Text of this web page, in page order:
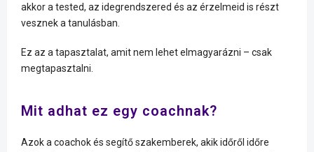
akkor a tested, az idegrendszered és az érzelmeid is részt
vesznek a tanulásban.
Ez az a tapasztalat, amit nem lehet elmagyarázni – csak
megtapasztalni.
Mit adhat ez egy coachnak?
Azok a coachok és segítő szakemberek, akik időről időre